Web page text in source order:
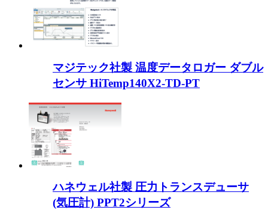
マジテック社製 温度データロガー ダブル
センサ HiTemp140X2-TD-PT
ハネウェル社製 圧力トランスデューサ
(気圧計) PPT2シリーズ